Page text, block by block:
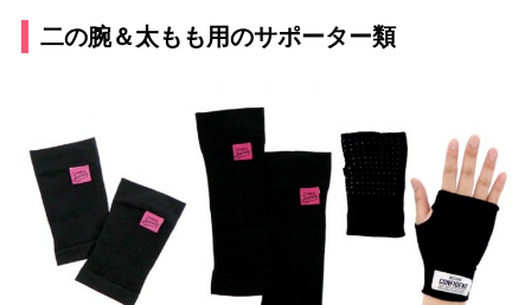
二の腕＆太もも用のサポーター類